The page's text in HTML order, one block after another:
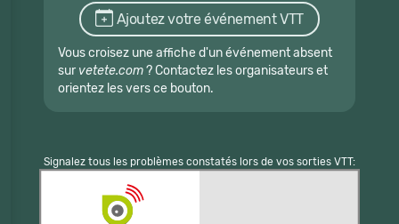
Ajoutez votre événement VTT
Vous croisez une affiche d'un événement absent
sur vetete.com? Contactez les organisateurs et
orientez les vers ce bouton.
Signalez tous les problèmes constatés lors de vos sorties VTT: